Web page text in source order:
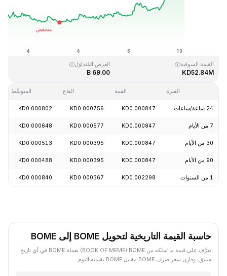
KD0.026889
KD0.000058
القيمة السوقية
KD52.84M
العرض المُتداوَل
69.00 B
الفترة القمة القاع المتوسِّط
24 ساعة/ساعات KD0.000847
KD0.000756
KD0.000802
7 من الأيام KD0.000847
KD0.000577
KD0.000648
30 من الأيام KD0.000847
KD0.000395
KD0.000513
90 من الأيام KD0.000847
KD0.000395
KD0.000488
1 من السنوات KD0.002298
KD0.000367
KD0.000840
حاسبة القيمة التاريخية لتحويل BOME إلى BOME
تعرَّف على قيمة ما تملكه من BOME ‏(BOOK OF MEME) بعملة BOME في أي تاريخ
سابق، وقارِن سعر صرف BOME مقابل BOME بقيمته اليوم.